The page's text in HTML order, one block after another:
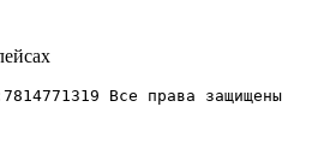
Все права защищены